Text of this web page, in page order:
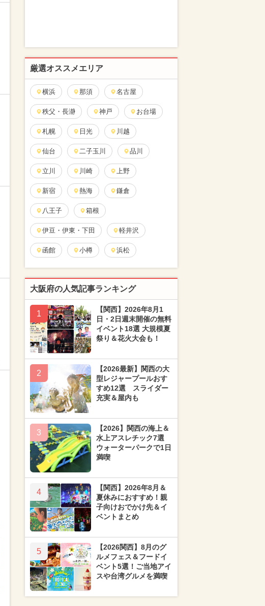
厳選オススメエリア
横浜 那須 名古屋
秩父・長瀞 神戸 お台場
札幌 日光 川越
仙台 二子玉川 品川
立川 川崎 上野
新宿 熱海 鎌倉
八王子 箱根
伊豆・伊東・下田 軽井沢
函館 小樽 浜松
大阪府の人気記事ランキング
1
【関西】2026年8月1
日・2日週末開催の無料
イベント18選 大規模夏
祭り＆花火大会も！
2
【2026最新】関西の大
型レジャープールおす
すめ12選 スライダー
充実＆屋内も
3
【2026】関西の海上＆
水上アスレチック7選
ウォーターパークで1日
満喫
4
【関西】2026年8月＆
夏休みにおすすめ！親
子向けおでかけ先＆イ
ベントまとめ
5
【2026関西】8月のグ
ルメフェス＆フードイ
ベント5選！ご当地アイ
スや台湾グルメを満喫